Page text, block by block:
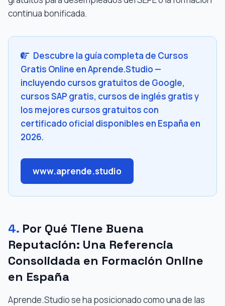
continua bonificada.
Descubre la guía completa de Cursos
Gratis Online en Aprende.Studio —
incluyendo cursos gratuitos de Google,
cursos SAP gratis, cursos de inglés gratis y
los mejores cursos gratuitos con
certificado oficial disponibles en España en
2026.
www.aprende.studio
4. Por Qué Tiene Buena
Reputación: Una Referencia
Consolidada en Formación Online
en España
Aprende.Studio se ha posicionado como una de las